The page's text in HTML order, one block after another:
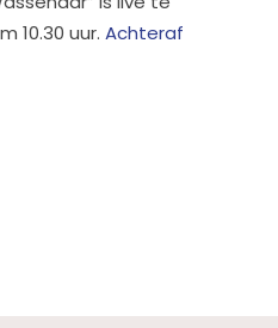
10.30 uur.Achteraf